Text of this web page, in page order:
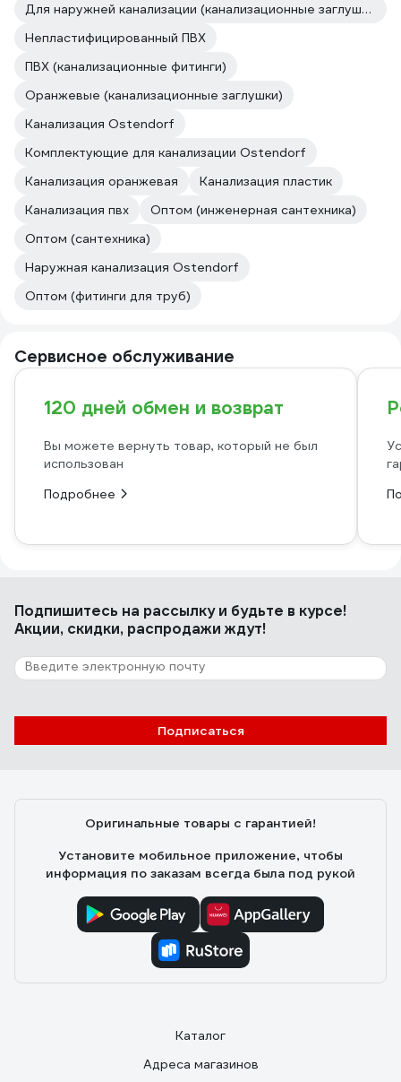
Для наружней канализации (канализационные заглушки)
Непластифицированный ПВХ
ПВХ (канализационные фитинги)
Оранжевые (канализационные заглушки)
Канализация Ostendorf
Комплектующие для канализации Ostendorf
Канализация оранжевая
Канализация пластик
Канализация пвх
Оптом (инженерная сантехника)
Оптом (сантехника)
Наружная канализация Ostendorf
Оптом (фитинги для труб)
Сервисное обслуживание
120 дней обмен и возврат
Вы можете вернуть товар, который не был
использован
Подробнее
Подпишитесь на рассылкуи будьте в курсе!
Акции, скидки, распродажи ждут!
Подписаться
Оригинальные товары с гарантией!
Установите мобильное приложение, чтобы
информация по заказам всегда была под рукой
Каталог
Адреса магазинов